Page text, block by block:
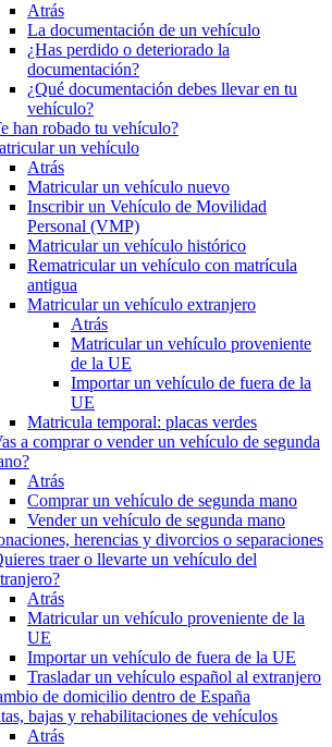
Atrás
La documentación de un vehículo
¿Has perdido o deteriorado la
documentación?
¿Qué documentación debes llevar en tu
vehículo?
han robado tu vehículo?
un vehículo
Atrás
Matricular un vehículo nuevo
Inscribir un Vehículo de Movilidad
Personal (VMP)
Matricular un vehículo histórico
Rematricular un vehículo con matrícula
antigua
Matricular un vehículo extranjero
Atrás
Matricular un vehículo proveniente
de la UE
Importar un vehículo de fuera de la
UE
Matricula temporal: placas verdes
a comprar o vender un vehículo de segunda
Atrás
Comprar un vehículo de segunda mano
Vender un vehículo de segunda mano
herencias y divorcios o separaciones
traer o llevarte un vehículo del
Atrás
Matricular un vehículo proveniente de la
UE
Importar un vehículo de fuera de la UE
Trasladar un vehículo español al extranjero
de domicilio dentro de España
bajas y rehabilitaciones de vehículos
Atrás